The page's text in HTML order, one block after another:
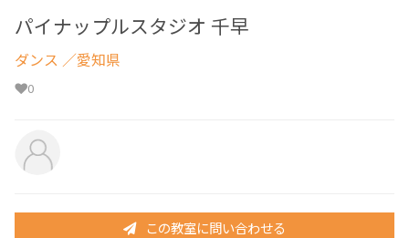
パイナップルスタジオ 千早
ダンス ／愛知県
0
この教室に問い合わせる